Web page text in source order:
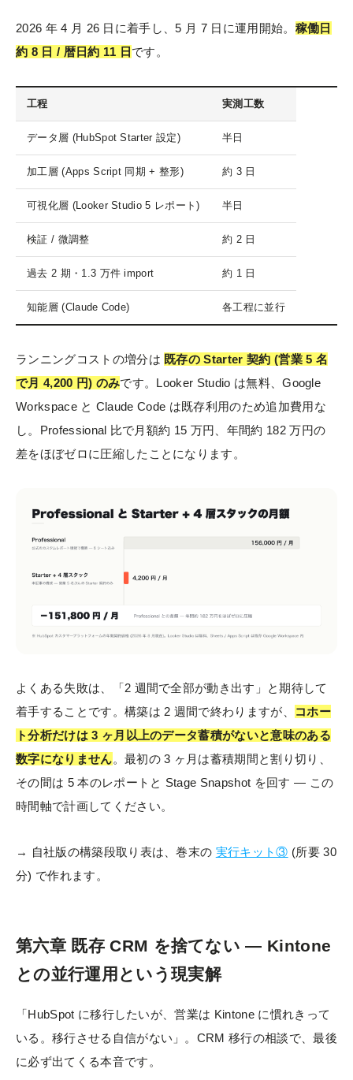
2026 年 4 月 26 日に着手し、5 月 7 日に運用開始。 稼働日
約 8 日 / 暦日約 11 日 です。
工程 実測工数
データ層 (HubSpot Starter 設定) 半日
加工層 (Apps Script 同期 + 整形) 約 3 日
可視化層 (Looker Studio 5 レポート) 半日
検証 / 微調整 約 2 日
過去 2 期・1.3 万件 import 約 1 日
知能層 (Claude Code) 各工程に並行
ランニングコストの増分は 既存の Starter 契約 (営業 5 名
で月 4,200 円) のみです。Looker Studio は無料、Google
Workspace と Claude Code は既存利用のため追加費用な
し。Professional 比で月額約 15 万円、年間約 182 万円の
差をほぼゼロに圧縮したことになります。
よくある失敗は、「2 週間で全部が動き出す」と期待して
着手することです。構築は 2 週間で終わりますが、
コホー
ト分析だけは 3 ヶ月以上のデータ蓄積がないと意味のある
数字になりません。最初の 3 ヶ月は蓄積期間と割り切り、
その間は 5 本のレポートと Stage Snapshot を回す — この
時間軸で計画してください。
→ 自社版の構築段取り表は、巻末の 実行キット③ (所要 30
分) で作れます。
第六章 既存 CRM を捨てない — Kintone
との並行運用という現実解
「HubSpot に移行したいが、営業は Kintone に慣れきって
いる。移行させる自信がない」。CRM 移行の相談で、最後
に必ず出てくる本音です。